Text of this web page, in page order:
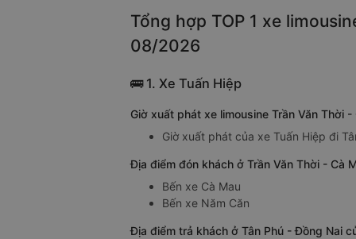
Tổng hợp TOP 1 xe
08/2026
🚌 1. Xe Tuấn Hiệp
Giờ xuất phát xe limousine Trần Văn Thời
Giờ xuất phát của xe Tuấn Hiệp đi
Địa điểm đón khách ở Trần Văn Thời - Cà
Bến xe Cà Mau
Bến xe Năm Căn
Địa điểm trả khách ở Tân Phú - Đồng Nai